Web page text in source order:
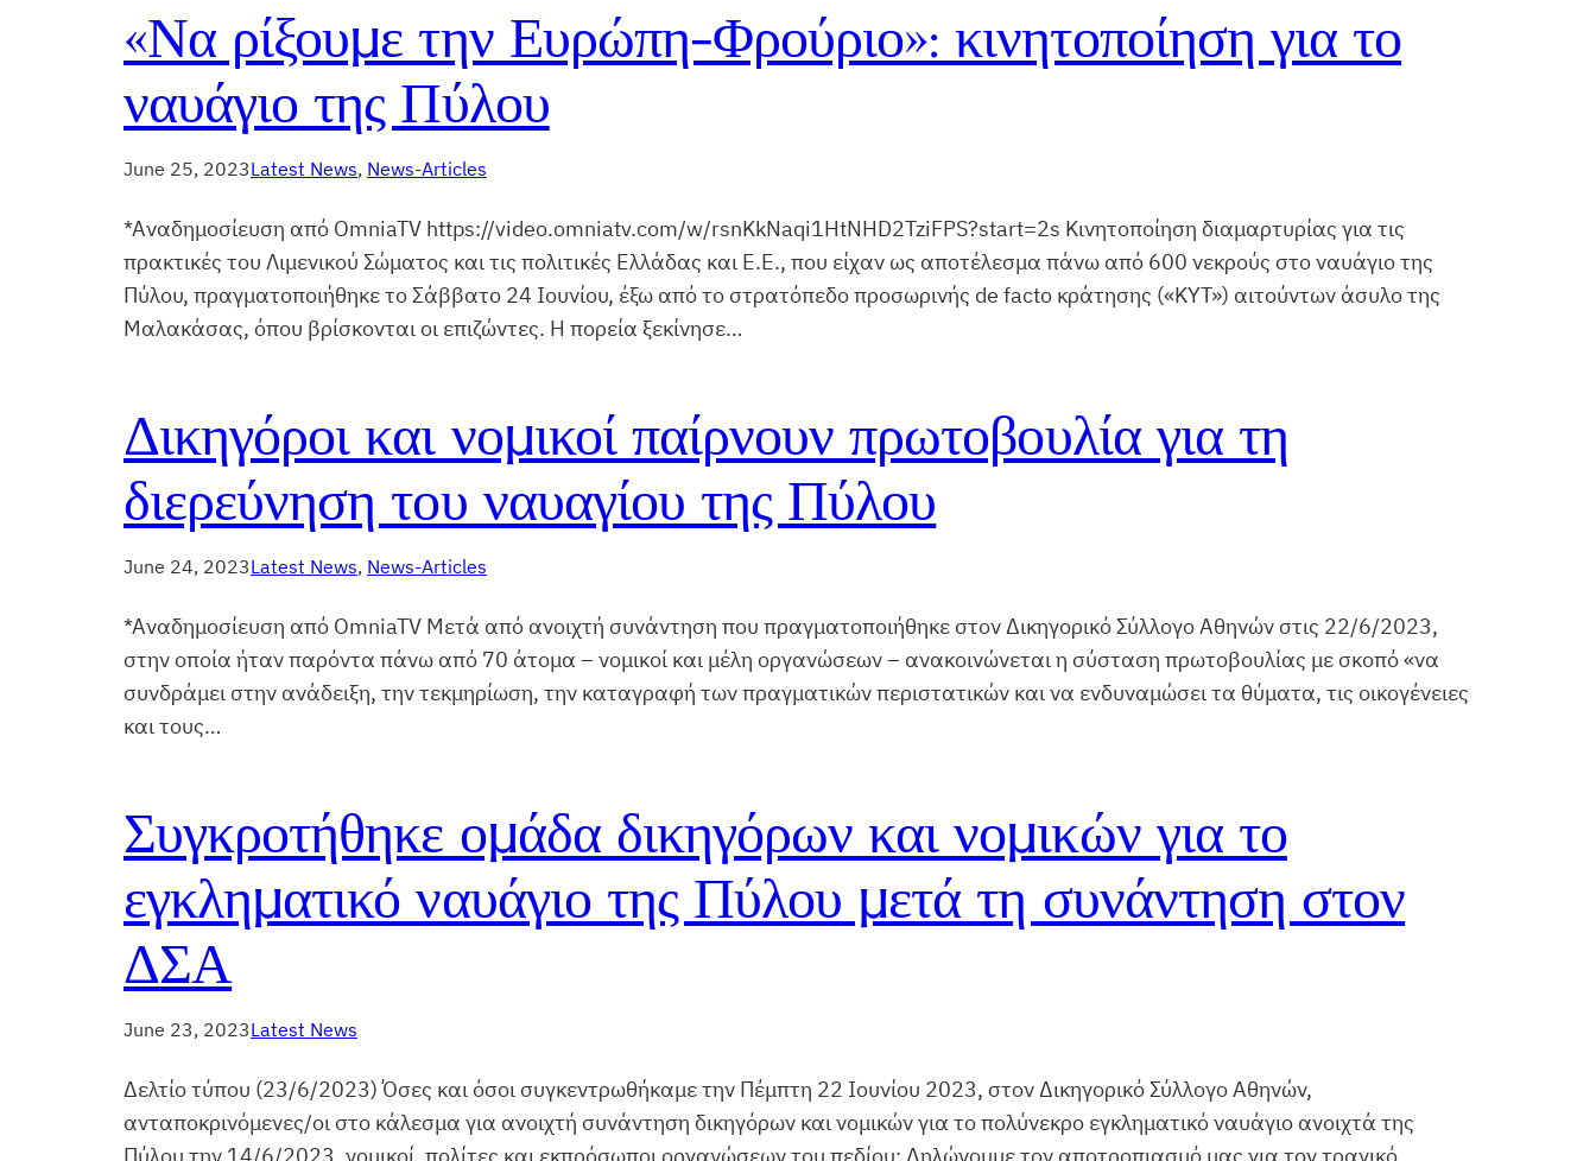
«Να ρίξουμε την Ευρώπη-Φρούριο»: κινητοποίηση για το
ναυάγιο της Πύλου
June 25, 2023Latest News, News-Articles
*Αναδημοσίευση από OmniaTV https://video.omniatv.com/w/rsnKkNaqi1HtNHD2TziFPS?start=2s Κινητοποίηση διαμαρτυρίας για τις
πρακτικές του Λιμενικού Σώματος και τις πολιτικές Ελλάδας και Ε.Ε., που είχαν ως αποτέλεσμα πάνω από 600 νεκρούς στο ναυάγιο της
Πύλου, πραγματοποιήθηκε το Σάββατο 24 Ιουνίου, έξω από το στρατόπεδο προσωρινής de facto κράτησης («ΚΥΤ») αιτούντων άσυλο της
Μαλακάσας, όπου βρίσκονται οι επιζώντες. Η πορεία ξεκίνησε…
Δικηγόροι και νομικοί παίρνουν πρωτοβουλία για τη
διερεύνηση του ναυαγίου της Πύλου
June 24, 2023Latest News, News-Articles
*Αναδημοσίευση από OmniaTV Μετά από ανοιχτή συνάντηση που πραγματοποιήθηκε στον Δικηγορικό Σύλλογο Αθηνών στις 22/6/2023,
στην οποία ήταν παρόντα πάνω από 70 άτομα – νομικοί και μέλη οργανώσεων – ανακοινώνεται η σύσταση πρωτοβουλίας με σκοπό «να
συνδράμει στην ανάδειξη, την τεκμηρίωση, την καταγραφή των πραγματικών περιστατικών και να ενδυναμώσει τα θύματα, τις οικογένειες
και τους…
Συγκροτήθηκε ομάδα δικηγόρων και νομικών για το
εγκληματικό ναυάγιο της Πύλου μετά τη συνάντηση στον
ΔΣΑ
June 23, 2023Latest News
Δελτίο τύπου (23/6/2023) Όσες και όσοι συγκεντρωθήκαμε την Πέμπτη 22 Ιουνίου 2023, στον Δικηγορικό Σύλλογο Αθηνών,
ανταποκρινόμενες/οι στο κάλεσμα για ανοιχτή συνάντηση δικηγόρων και νομικών για το πολύνεκρο εγκληματικό ναυάγιο ανοιχτά της